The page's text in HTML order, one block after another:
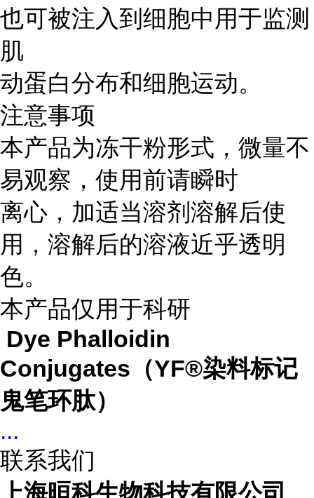
也可被注入到细胞中用于监测
肌
动蛋白分布和细胞运动。
注意事项
本产品为冻干粉形式，微量不
易观察，使用前请瞬时
离心，加适当溶剂溶解后使
用，溶解后的溶液近乎透明
色。
本产品仅用于科研
Dye Phalloidin
Conjugates（YF®染料标记
鬼笔环肽）
...
联系我们
上海晅科生物科技有限公司